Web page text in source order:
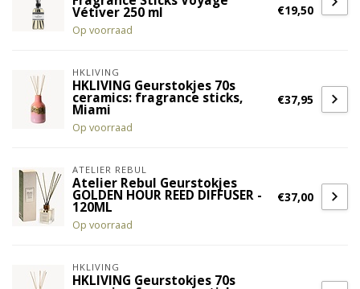
Vétiver 250 ml
Op voorraad
€19,50
HKLIVING
HKLIVING Geurstokjes 70s
ceramics: fragrance sticks,
Miami
Op voorraad
€37,95
ATELIER REBUL
Atelier Rebul Geurstokjes
GOLDEN HOUR REED DIFFUSER -
120ML
Op voorraad
€37,00
HKLIVING
HKLIVING Geurstokjes 70s